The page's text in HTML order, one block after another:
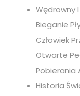
Wędrowny
Bieganie
Człowiek
Otwarte
Pobierania
Historia